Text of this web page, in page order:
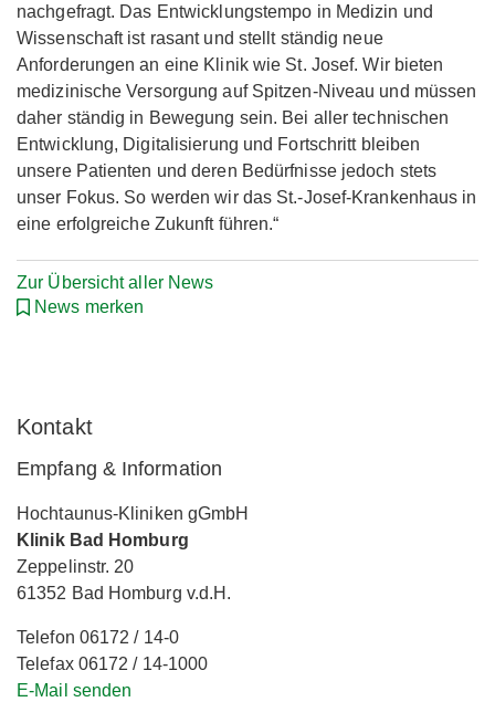
nachgefragt. Das Entwicklungstempo in Medizin und
Wissenschaft ist rasant und stellt ständig neue
Anforderungen an eine Klinik wie St. Josef. Wir bieten
medizinische Versorgung auf Spitzen-Niveau und müssen
daher ständig in Bewegung sein. Bei aller technischen
Entwicklung, Digitalisierung und Fortschritt bleiben
unsere Patienten und deren Bedürfnisse jedoch stets
unser Fokus. So werden wir das St.-Josef-Krankenhaus in
eine erfolgreiche Zukunft führen.“
Zur Übersicht aller News
News merken
Kontakt
Empfang & Information
Hochtaunus-Kliniken gGmbH
Klinik Bad Homburg
Zeppelinstr. 20
61352 Bad Homburg v.d.H.
Telefon 06172 / 14-0
Telefax 06172 / 14-1000
E-Mail senden